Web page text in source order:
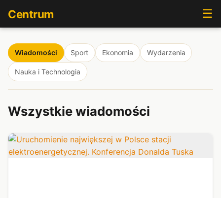
Centrum ☰
Wiadomości Sport Ekonomia Wydarzenia
Nauka i Technologia
Wszystkie wiadomości